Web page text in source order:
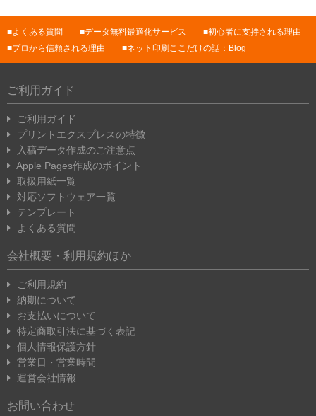
よくある質問 データ無料最適化サービス
初心者に支持される理由
プロから信頼される理由
ネット印刷ここだけの話：Blog
ご利用ガイド
ご利用ガイド
プリントエクスプレスの特徴
入稿データ作成のご注意点
Apple Pages作成のポイント
取扱用紙一覧
対応ソフトウェア一覧
テンプレート
よくある質問
会社概要・利用規約ほか
ご利用規約
納期について
お支払いについて
特定商取引法に基づく表記
個人情報保護方針
営業日・営業時間
運営会社情報
お問い合わせ